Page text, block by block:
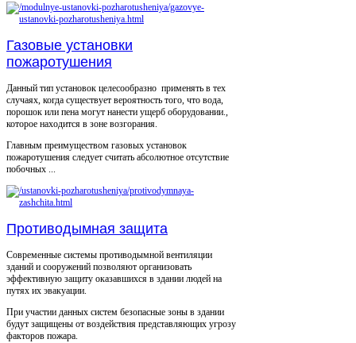
Газовые установки
пожаротушения
Данный тип установок целесообразно применять в тех
случаях, когда существует вероятность того, что вода,
порошок или пена могут нанести ущерб оборудовании.,
которое находится в зоне возгорания.
Главным преимуществом газовых установок
пожаротушения следует считать абсолютное отсутствие
побочных ...
Противодымная защита
Современные системы противодымной вентиляции
зданий и сооружений позволяют организовать
эффективную защиту оказавшихся в здании людей на
путях их эвакуации.
При участии данных систем безопасные зоны в здании
будут защищены от воздействия представляющих угрозу
факторов пожара.